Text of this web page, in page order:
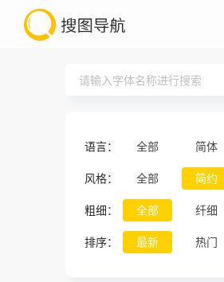
语言： 全部 简体
风格： 全部 简约
粗细： 全部 纤细
排序： 最新 热门